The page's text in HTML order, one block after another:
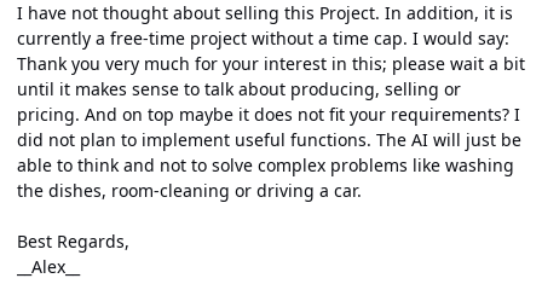
I have not thought about selling this Project. In addition, it is
currently a free-time project without a time cap. I would say:
Thank you very much for your interest in this; please wait a bit
until it makes sense to talk about producing, selling or
pricing. And on top maybe it does not fit your requirements? I
did not plan to implement useful functions. The AI will just be
able to think and not to solve complex problems like washing
the dishes, room-cleaning or driving a car.
Best Regards,
__Alex__